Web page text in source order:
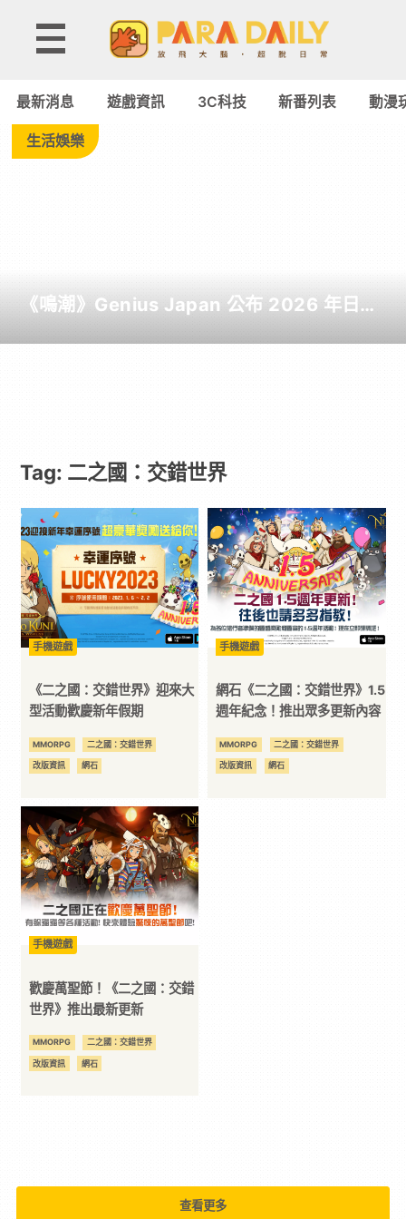
Tag:
之
錯
世
Paradaily
遊
戲
｜
動
漫
二
次
元
｜
3C
最新消息 遊戲資訊 3C科技 新番列表 動漫
生活娛樂
《鳴潮》Genius Japan 公布 2026 年日本
Tag: 二之國：交錯世界
手機遊戲
《二之國：交錯世界》迎來大
型活動歡慶新年假期
MMORPG 二之國：交錯世界
改版資訊 網石
手機遊戲
網石《二之國：交錯世界》1.5
週年紀念！推出眾多更新內容
MMORPG 二之國：交錯世界
改版資訊 網石
手機遊戲
歡慶萬聖節！《二之國：交錯
世界》推出最新更新
MMORPG 二之國：交錯世界
改版資訊 網石
查看更多